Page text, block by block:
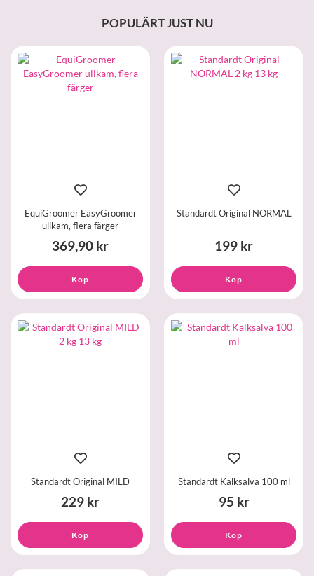
POPULÄRT JUST NU
EquiGroomer EasyGroomer
ullkam, flera färger
369,90 kr
Köp
Standardt Original NORMAL
199 kr
Köp
Standardt Original MILD
229 kr
Köp
Standardt Kalksalva 100 ml
95 kr
Köp